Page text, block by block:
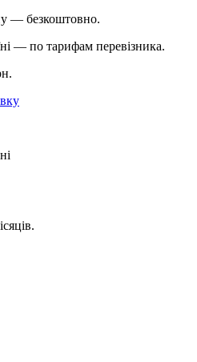
— безкоштовно.
— по тарифам перевізника.